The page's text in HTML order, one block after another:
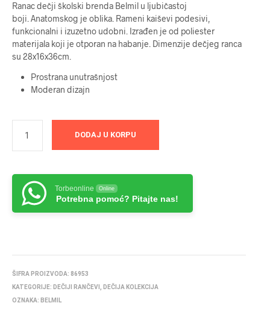
Ranac dečji školski brenda Belmil u ljubičastoj
boji. Anatomskog je oblika. Rameni kaiševi podesivi,
funkcionalni i izuzetno udobni. Izrađen je od poliester
materijala koji je otporan na habanje. Dimenzije dečjeg ranca
su 28x16x36cm.
Prostrana unutrašnjost
Moderan dizajn
DODAJ U KORPU
Torbeonline Online
Potrebna pomoć? Pitajte nas!
ŠIFRA PROIZVODA: 86953
KATEGORIJE: DEČIJI RANČEVI
DEČIJA KOLEKCIJA
OZNAKA: BELMIL